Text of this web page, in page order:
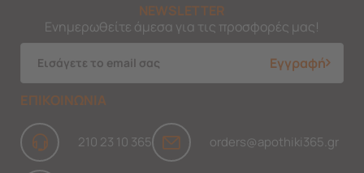
NEWSLETTER
Ενημερωθείτε άμεσα για τις προσφορές μας!
Εγγραφή
ΕΠΙΚΟΙΝΩΝΙΑ
210 23 10 365 orders@apothiki365.gr